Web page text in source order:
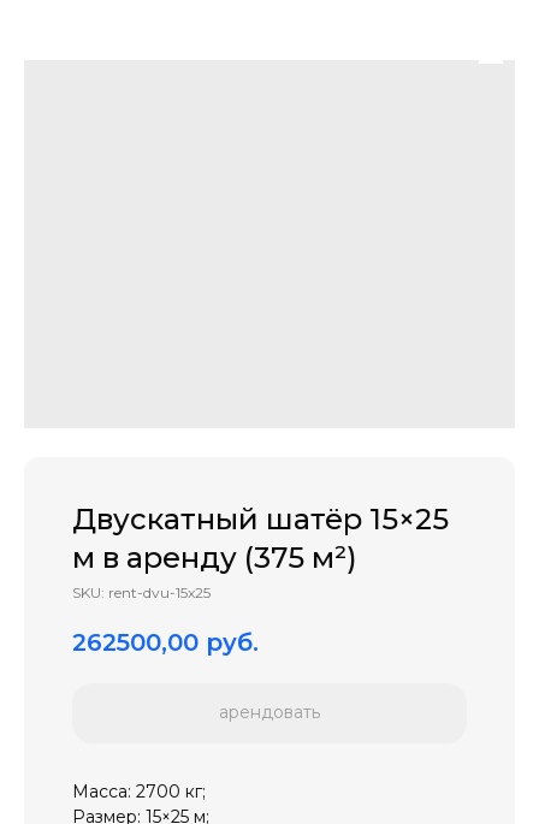
Двускатный шатёр 15×25
м в аренду (375 м²)
SKU: rent-dvu-15x25
262500,00 руб.
арендовать
Масса: 2700 кг;
Размер: 15×25 м;